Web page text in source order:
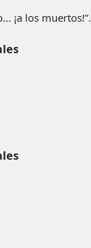
¡a los muertos!”.